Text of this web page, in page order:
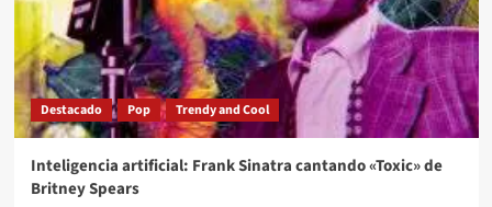
Destacado Pop Trendy and Cool
Inteligencia artificial: Frank Sinatra cantando «Toxic» de
Britney Spears